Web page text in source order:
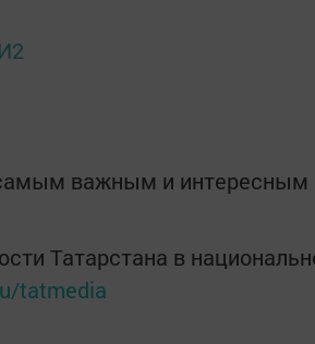
важным и интересным
Татарстана в
tatmedia